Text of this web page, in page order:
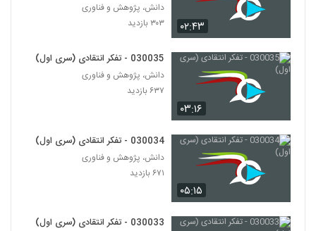
27
030027 - تفکر انتقادی (سری اول)
030028 - تفکر انتقادی (سری اول)
۵۱۱ بازدید
030037 - نظریه انتخاب عقلانی
30
030038 - نظریه انتخاب عقلانی
۵۹۷ بازدید
۰۲:۴۳
دانش، پژوهش و فناوری
۳۰۳ بازدید
۰۳:۱۶
030035 - تفکر انتقادی (سری اول)
دانش، پژوهش و فناوری
۶۳۷ بازدید
۰۵:۱۵
030034 - تفکر انتقادی (سری اول)
دانش، پژوهش و فناوری
۶۷۱ بازدید
030033 - تفکر انتقادی (سری اول)